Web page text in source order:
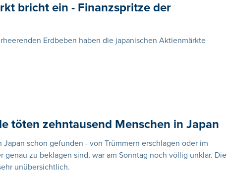
bricht ein - Finanzspritze der
Erdbeben haben die japanischen Aktienmärkte
töten zehntausend Menschen in Japan
Japan schon gefunden - von Trümmern erschlagen oder im
genau zu beklagen sind, war am Sonntag noch völlig unklar. Die
unübersichtlich.